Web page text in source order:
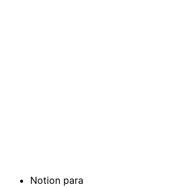
Notion para